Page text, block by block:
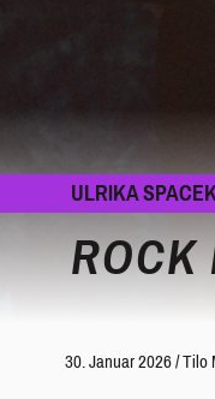
ULRIKA
ROCK
30. Januar 2026/Tilo